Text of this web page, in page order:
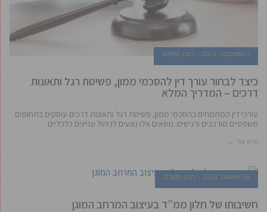
1 ספטמבר, 2024 תוכן מקודם
כיצד לבחור עורך דין להסכמי ממון, פשיטת רגל ותאונות
דרכים – המדריך המלא
עורכי דין המתמחים בהסכמי ממון, פשיטת רגל ותאונות דרכים עוסקים בתחומים
משפטיים מורכבים ורגישים. נושאים אלו נוגעים לניהול עניינים כלכליים
קרא עוד ←
28 אוגוסט, 2024 תוכן מקודם
חשיבותו של חלון ממ”ד בעיצוב המרחב המוגן